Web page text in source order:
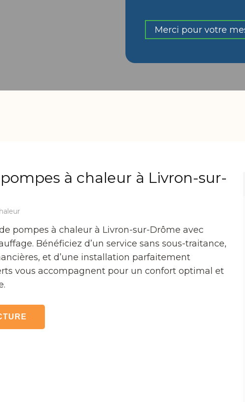
Merci pour votre
à chaleur à Livron-sur-
pompes à chaleur à Livron-sur-Drôme avec
Bénéficiez d’un service sans sous-traitance,
et d’une installation parfaitement
vous accompagnent pour un confort optimal et